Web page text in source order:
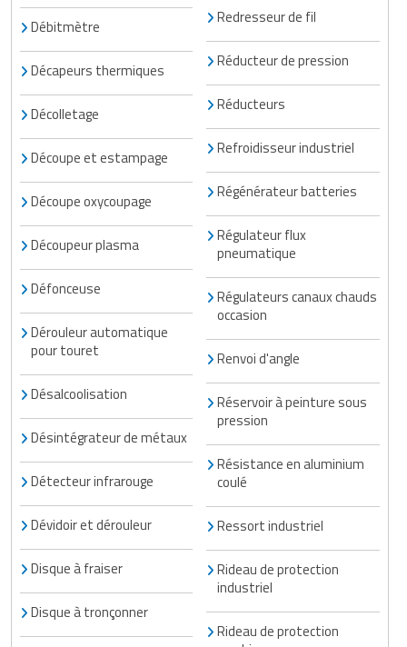
Débitmètre
Décapeurs thermiques
Décolletage
Découpe et estampage
Découpe oxycoupage
Découpeur plasma
Défonceuse
Dérouleur automatique
pour touret
Désalcoolisation
Désintégrateur de métaux
Détecteur infrarouge
Dévidoir et dérouleur
Disque à fraiser
Disque à tronçonner
Redresseur de fil
Réducteur de pression
Réducteurs
Refroidisseur industriel
Régénérateur batteries
Régulateur flux
pneumatique
Régulateurs canaux chauds
occasion
Renvoi d'angle
Réservoir à peinture sous
pression
Résistance en aluminium
coulé
Ressort industriel
Rideau de protection
industriel
Rideau de protection